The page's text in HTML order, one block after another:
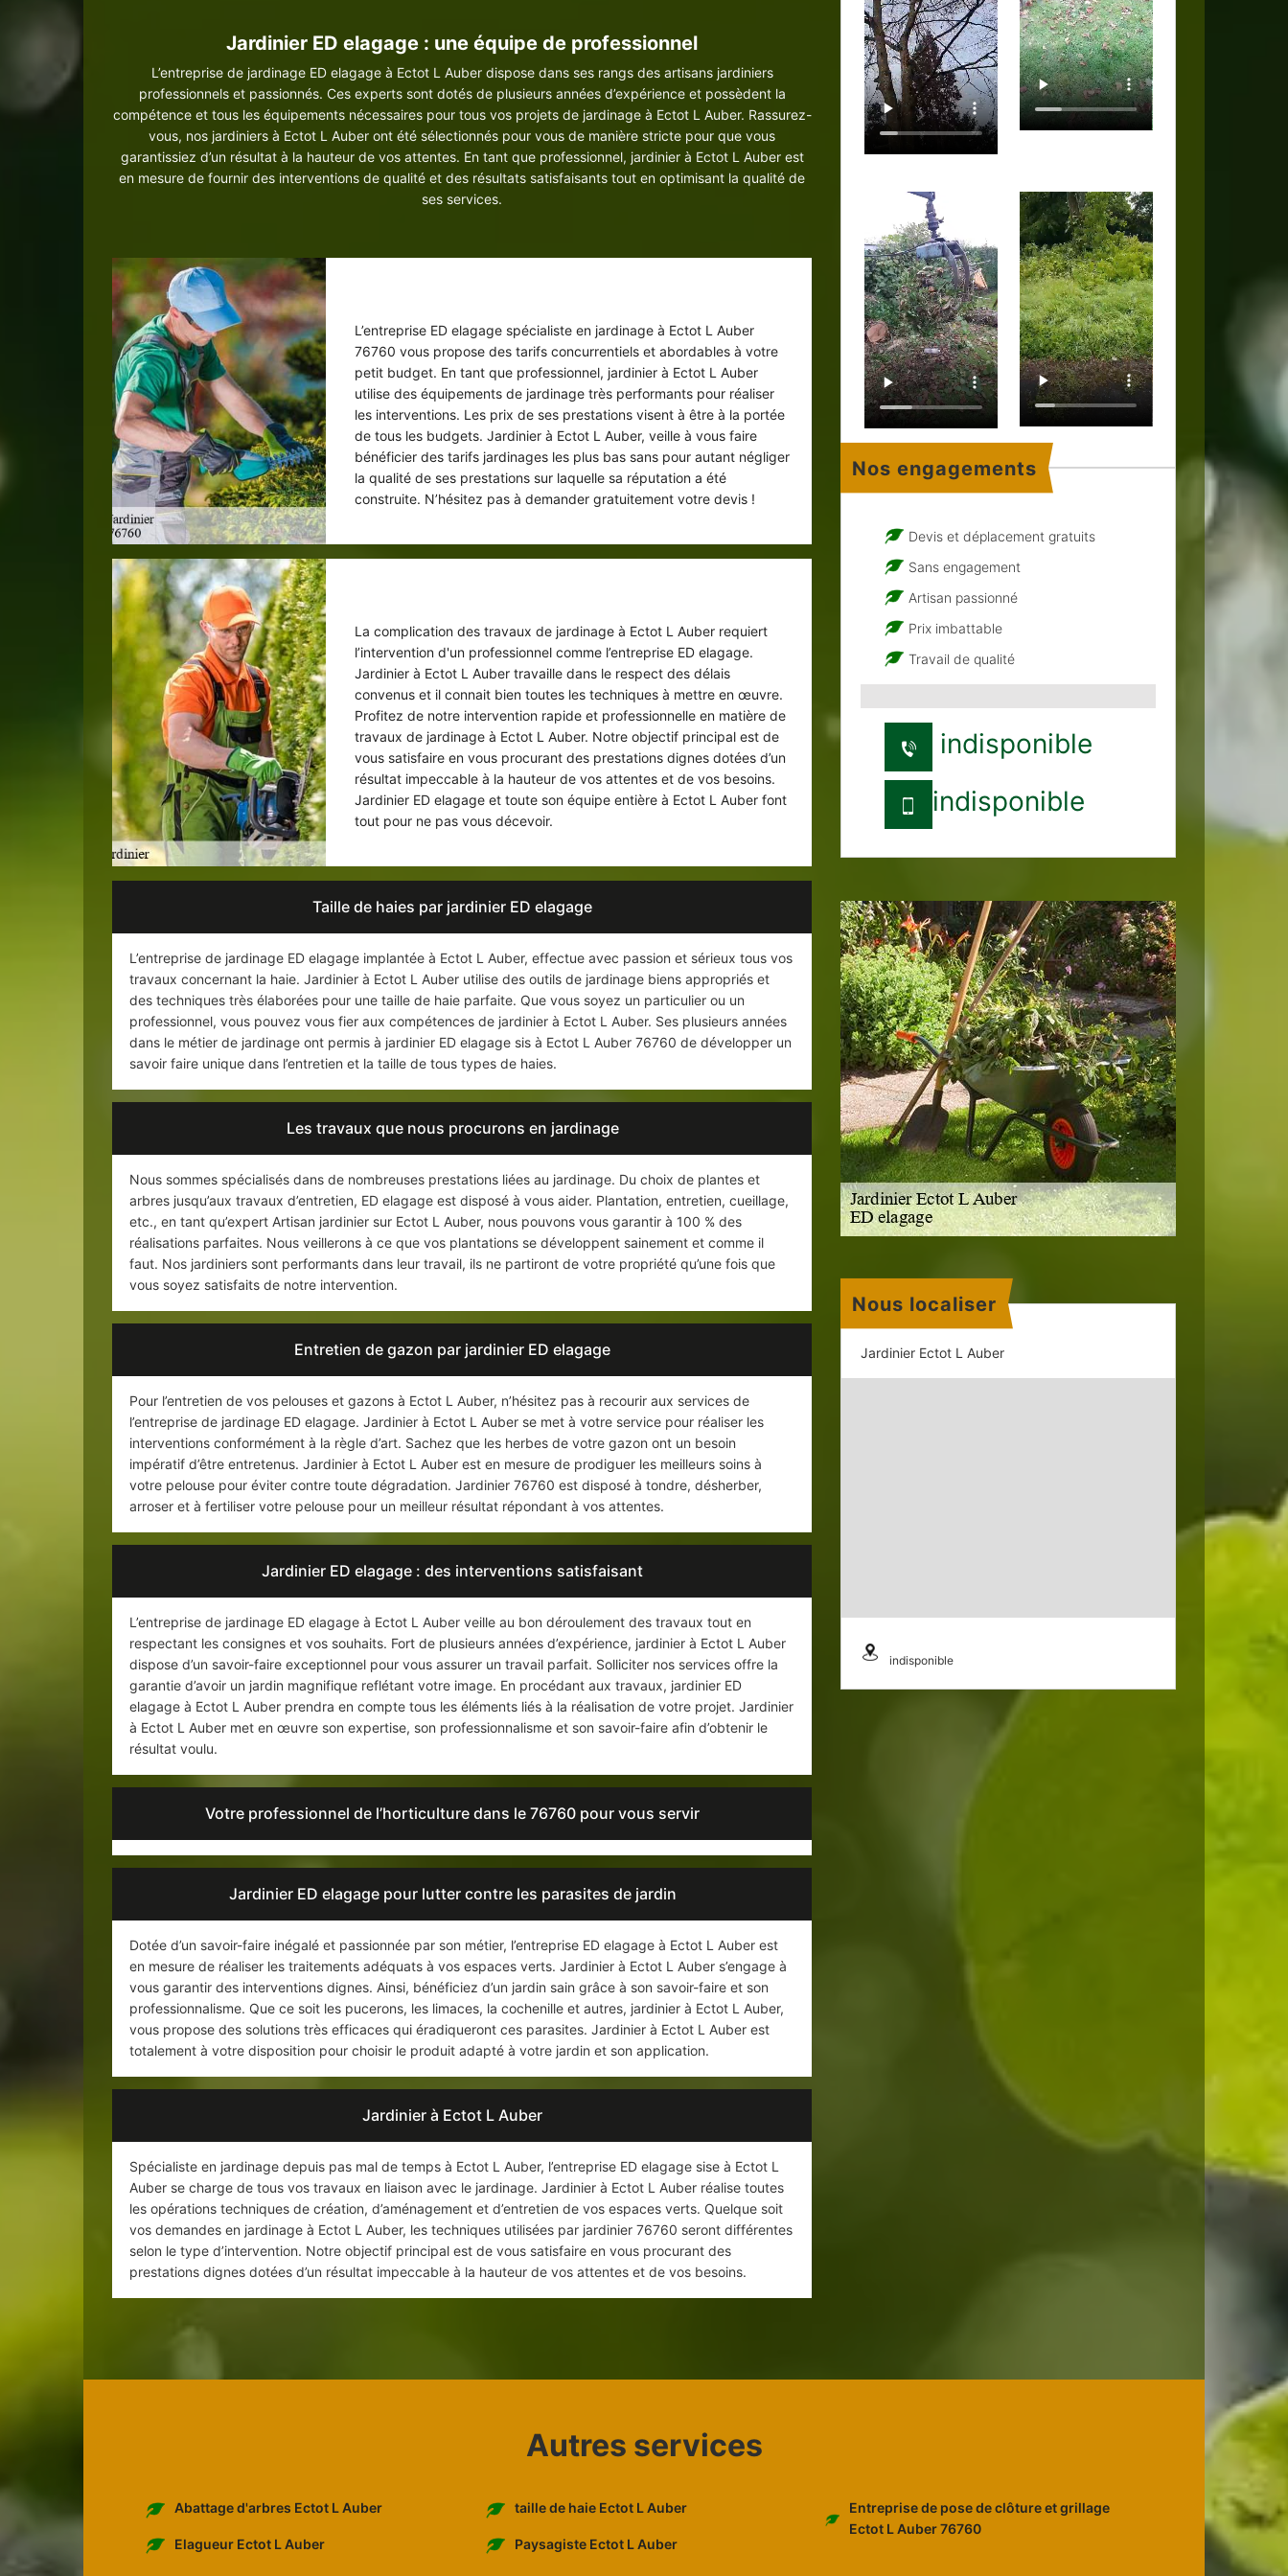
Jardinier ED elagage : une équipe de professionnel
L’entreprise de jardinage ED elagage à Ectot L Auber dispose dans ses rangs des artisans jardiniers
professionnels et passionnés. Ces experts sont dotés de plusieurs années d’expérience et possèdent la
compétence et tous les équipements nécessaires pour tous vos projets de jardinage à Ectot L Auber. Rassurez-
vous, nos jardiniers à Ectot L Auber ont été sélectionnés pour vous de manière stricte pour que vous
garantissiez d’un résultat à la hauteur de vos attentes. En tant que professionnel, jardinier à Ectot L Auber est
en mesure de fournir des interventions de qualité et des résultats satisfaisants tout en optimisant la qualité de
ses services.
L’entreprise ED elagage spécialiste en jardinage à Ectot L Auber
76760 vous propose des tarifs concurrentiels et abordables à votre
petit budget. En tant que professionnel, jardinier à Ectot L Auber
utilise des équipements de jardinage très performants pour réaliser
les interventions. Les prix de ses prestations visent à être à la portée
de tous les budgets. Jardinier à Ectot L Auber, veille à vous faire
bénéficier des tarifs jardinages les plus bas sans pour autant négliger
la qualité de ses prestations sur laquelle sa réputation a été
construite. N’hésitez pas à demander gratuitement votre devis !
La complication des travaux de jardinage à Ectot L Auber requiert
l’intervention d'un professionnel comme l’entreprise ED elagage.
Jardinier à Ectot L Auber travaille dans le respect des délais
convenus et il connait bien toutes les techniques à mettre en œuvre.
Profitez de notre intervention rapide et professionnelle en matière de
travaux de jardinage à Ectot L Auber. Notre objectif principal est de
vous satisfaire en vous procurant des prestations dignes dotées d’un
résultat impeccable à la hauteur de vos attentes et de vos besoins.
Jardinier ED elagage et toute son équipe entière à Ectot L Auber font
tout pour ne pas vous décevoir.
Taille de haies par jardinier ED elagage
L’entreprise de jardinage ED elagage implantée à Ectot L Auber, effectue avec passion et sérieux tous vos
travaux concernant la haie. Jardinier à Ectot L Auber utilise des outils de jardinage biens appropriés et
des techniques très élaborées pour une taille de haie parfaite. Que vous soyez un particulier ou un
professionnel, vous pouvez vous fier aux compétences de jardinier à Ectot L Auber. Ses plusieurs années
dans le métier de jardinage ont permis à jardinier ED elagage sis à Ectot L Auber 76760 de développer un
savoir faire unique dans l’entretien et la taille de tous types de haies.
Les travaux que nous procurons en jardinage
Nous sommes spécialisés dans de nombreuses prestations liées au jardinage. Du choix de plantes et
arbres jusqu’aux travaux d’entretien, ED elagage est disposé à vous aider. Plantation, entretien, cueillage,
etc., en tant qu’expert Artisan jardinier sur Ectot L Auber, nous pouvons vous garantir à 100 % des
réalisations parfaites. Nous veillerons à ce que vos plantations se développent sainement et comme il
faut. Nos jardiniers sont performants dans leur travail, ils ne partiront de votre propriété qu’une fois que
vous soyez satisfaits de notre intervention.
Entretien de gazon par jardinier ED elagage
Pour l’entretien de vos pelouses et gazons à Ectot L Auber, n’hésitez pas à recourir aux services de
l’entreprise de jardinage ED elagage. Jardinier à Ectot L Auber se met à votre service pour réaliser les
interventions conformément à la règle d’art. Sachez que les herbes de votre gazon ont un besoin
impératif d’être entretenus. Jardinier à Ectot L Auber est en mesure de prodiguer les meilleurs soins à
votre pelouse pour éviter contre toute dégradation. Jardinier 76760 est disposé à tondre, désherber,
arroser et à fertiliser votre pelouse pour un meilleur résultat répondant à vos attentes.
Jardinier ED elagage : des interventions satisfaisant
L’entreprise de jardinage ED elagage à Ectot L Auber veille au bon déroulement des travaux tout en
respectant les consignes et vos souhaits. Fort de plusieurs années d’expérience, jardinier à Ectot L Auber
dispose d’un savoir-faire exceptionnel pour vous assurer un travail parfait. Solliciter nos services offre la
garantie d’avoir un jardin magnifique reflétant votre image. En procédant aux travaux, jardinier ED
elagage à Ectot L Auber prendra en compte tous les éléments liés à la réalisation de votre projet. Jardinier
à Ectot L Auber met en œuvre son expertise, son professionnalisme et son savoir-faire afin d’obtenir le
résultat voulu.
Votre professionnel de l’horticulture dans le 76760 pour vous servir
Jardinier ED elagage pour lutter contre les parasites de jardin
Dotée d’un savoir-faire inégalé et passionnée par son métier, l’entreprise ED elagage à Ectot L Auber est
en mesure de réaliser les traitements adéquats à vos espaces verts. Jardinier à Ectot L Auber s’engage à
vous garantir des interventions dignes. Ainsi, bénéficiez d’un jardin sain grâce à son savoir-faire et son
professionnalisme. Que ce soit les pucerons, les limaces, la cochenille et autres, jardinier à Ectot L Auber,
vous propose des solutions très efficaces qui éradiqueront ces parasites. Jardinier à Ectot L Auber est
totalement à votre disposition pour choisir le produit adapté à votre jardin et son application.
Jardinier à Ectot L Auber
Spécialiste en jardinage depuis pas mal de temps à Ectot L Auber, l’entreprise ED elagage sise à Ectot L
Auber se charge de tous vos travaux en liaison avec le jardinage. Jardinier à Ectot L Auber réalise toutes
les opérations techniques de création, d’aménagement et d’entretien de vos espaces verts. Quelque soit
vos demandes en jardinage à Ectot L Auber, les techniques utilisées par jardinier 76760 seront différentes
selon le type d’intervention. Notre objectif principal est de vous satisfaire en vous procurant des
prestations dignes dotées d’un résultat impeccable à la hauteur de vos attentes et de vos besoins.
Nos engagements
Devis et déplacement gratuits
Sans engagement
Artisan passionné
Prix imbattable
Travail de qualité
indisponible
indisponible
Nous localiser
Jardinier Ectot L Auber
indisponible
Autres services
Abattage d'arbres Ectot L Auber
Elagueur Ectot L Auber
taille de haie Ectot L Auber
Paysagiste Ectot L Auber
Entreprise de pose de clôture et grillage
Ectot L Auber 76760